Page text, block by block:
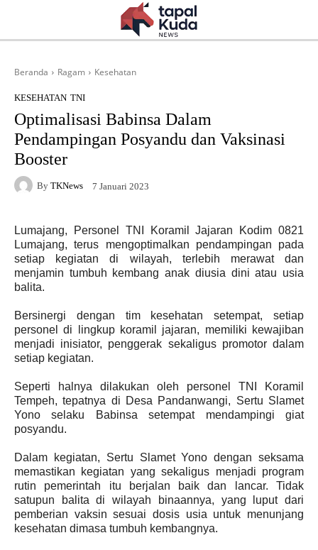
Beranda Ragam Kesehatan
KESEHATAN TNI
Optimalisasi Babinsa Dalam
Pendampingan Posyandu dan Vaksinasi
Booster
By TKNews 7 Januari 2023
Lumajang, Personel TNI Koramil Jajaran Kodim 0821
Lumajang, terus mengoptimalkan pendampingan pada
setiap kegiatan di wilayah, terlebih merawat dan
menjamin tumbuh kembang anak diusia dini atau usia
balita.
Bersinergi dengan tim kesehatan setempat, setiap
personel di lingkup koramil jajaran, memiliki kewajiban
menjadi inisiator, penggerak sekaligus promotor dalam
setiap kegiatan.
Seperti halnya dilakukan oleh personel TNI Koramil
Tempeh, tepatnya di Desa Pandanwangi, Sertu Slamet
Yono selaku Babinsa setempat mendampingi giat
posyandu.
Dalam kegiatan, Sertu Slamet Yono dengan seksama
memastikan kegiatan yang sekaligus menjadi program
rutin pemerintah itu berjalan baik dan lancar. Tidak
satupun balita di wilayah binaannya, yang luput dari
pemberian vaksin sesuai dosis usia untuk menunjang
kesehatan dimasa tumbuh kembangnya.